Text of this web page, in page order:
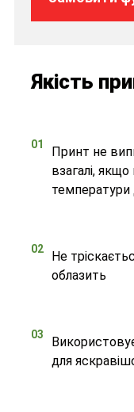
Якість
01
Принт не
взагалі,
температури
02
Не
облазить
03
для